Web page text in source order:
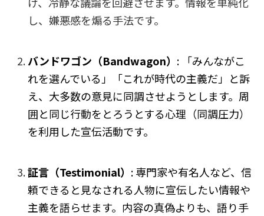
し、嫌悪感を煽る手法です。
バンドワゴン（Bandwagon） : 「みんながこ
れを選んでいる」「これが時代の主義だ」と訴
え、大多数の意見に同調させようとします。周
囲と同じ行動をとろうとする心理（同調圧力）
を利用した宣伝活動です。
証言（Testimonial） : 専門家や有名人など、信
頼できると見なされる人物に宣伝したい情報や
主義を語らせます。内容の真偽よりも、語り手